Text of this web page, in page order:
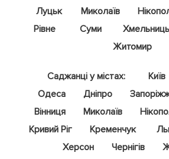
Луцьк
Миколаїв
Рівне
Суми
Житомир
Саджанці у містах: Київ
Одеса
Дніпро
Вінниця
Миколаїв
Кривий Ріг
Кременчук
Херсон
Чернігів